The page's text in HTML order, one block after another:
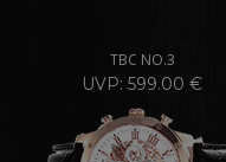
TBC NO.3
UVP: 599.00 €